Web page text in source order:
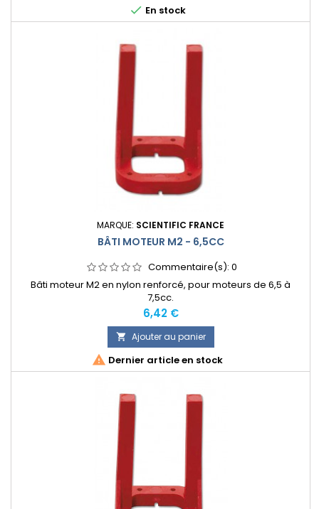
 En stock
MARQUE: SCIENTIFIC FRANCE
BÂTI MOTEUR M2 - 6,5CC
Commentaire(s): 0
Bâti moteur M2 en nylon renforcé, pour moteurs de 6,5 à
7,5cc.
Prix
6,42 €
 Ajouter au panier
 Dernier article en stock